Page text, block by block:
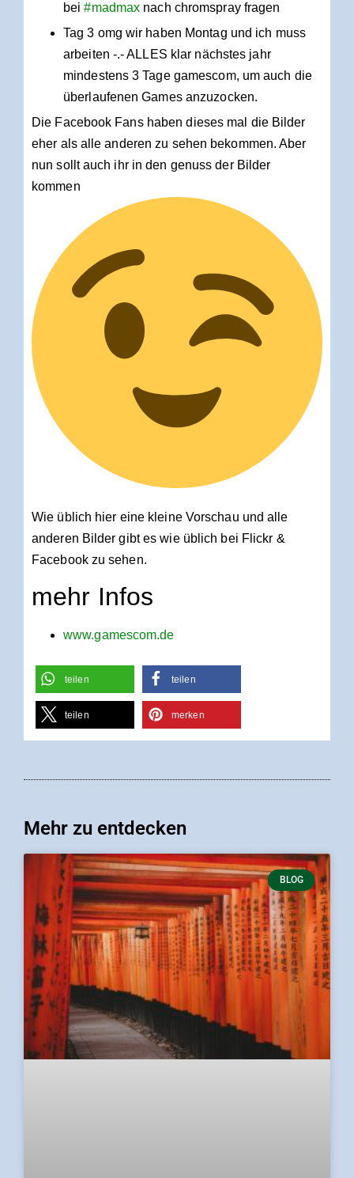
bei‪#‎madmax‬ nach chromspray fragen
Tag 3 omg wir haben Montag und ich muss
arbeiten -.- ALLES klar nächstes jahr
mindestens 3 Tage gamescom, um auch die
überlaufenen Games anzuzocken.
Die Facebook Fans haben dieses mal die Bilder
eher als alle anderen zu sehen bekommen. Aber
nun sollt auch ihr in den genuss der Bilder
kommen
Wie üblich hier eine kleine Vorschau und alle
anderen Bilder gibt es wie üblich bei Flickr &
Facebook zu sehen.
mehr Infos
www.gamescom.de
teilen teilen
teilen merken
Mehr zu entdecken
BLOG